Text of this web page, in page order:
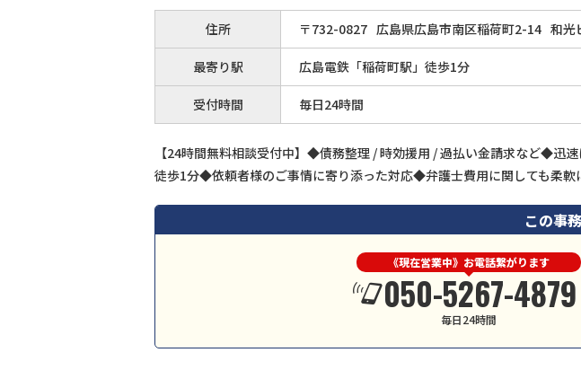
住所 〒732-0827 広島県広島市南区稲荷町2-14 和光
最寄り駅 広島電鉄「稲荷町駅」徒歩1分
受付時間 毎日24時間
【24時間無料相談受付中】◆債務整理 / 時効援用 / 過払い金請求など◆
徒歩1分◆依頼者様のご事情に寄り添った対応◆弁護士費用に関しても柔
この事
《現在営業中》お電話繋がります
050-5267-4879
毎日24時間